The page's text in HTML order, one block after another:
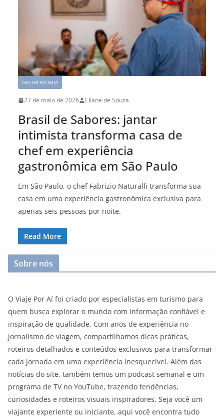
GASTRONOMIA
27 de maio de 2026 Eliane de Souza
Brasil de Sabores: jantar
intimista transforma casa de
chef em experiência
gastronômica em São Paulo
Em São Paulo, o chef Fabrizio Naturalli transforma sua
casa em uma experiência gastronômica exclusiva para
apenas seis pessoas por noite.
Read More
Sobre nós
O Viaje Por Aí foi criado por especialistas em turismo para
quem busca explorar o mundo com informação confiável e
inspiração de qualidade. Com anos de experiência no
jornalismo de viagem, compartilhamos dicas práticas,
roteiros detalhados e conteúdos exclusivos para transformar
cada jornada em uma experiência inesquecível. Além das
notícias do site, também temos um podcast semanal e um
programa de TV no YouTube, trazendo tendências,
curiosidades e roteiros visuais inspiradores. Seja você um
viajante experiente ou iniciante, aqui você encontra tudo